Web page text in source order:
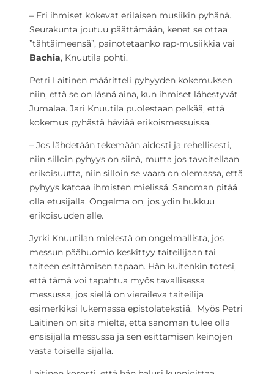
– Eri ihmiset kokevat erilaisen musiikin pyhänä.
Seurakunta joutuu päättämään, kenet se ottaa
”tähtäimeensä”, painotetaanko rap-musiikkia vai
Bachia, Knuutila pohti.
Petri Laitinen määritteli pyhyyden kokemuksen
niin, että se on läsnä aina, kun ihmiset lähestyvät
Jumalaa. Jari Knuutila puolestaan pelkää, että
kokemus pyhästä häviää erikoismessuissa.
– Jos lähdetään tekemään aidosti ja rehellisesti,
niin silloin pyhyys on siinä, mutta jos tavoitellaan
erikoisuutta, niin silloin se vaara on olemassa, että
pyhyys katoaa ihmisten mielissä. Sanoman pitää
olla etusijalla. Ongelma on, jos ydin hukkuu
erikoisuuden alle.
Jyrki Knuutilan mielestä on ongelmallista, jos
messun päähuomio keskittyy taiteilijaan tai
taiteen esittämisen tapaan. Hän kuitenkin totesi,
että tämä voi tapahtua myös tavallisessa
messussa, jos siellä on vieraileva taiteilija
esimerkiksi lukemassa epistolatekstiä. Myös Petri
Laitinen on sitä mieltä, että sanoman tulee olla
ensisijalla messussa ja sen esittämisen keinojen
vasta toisella sijalla.